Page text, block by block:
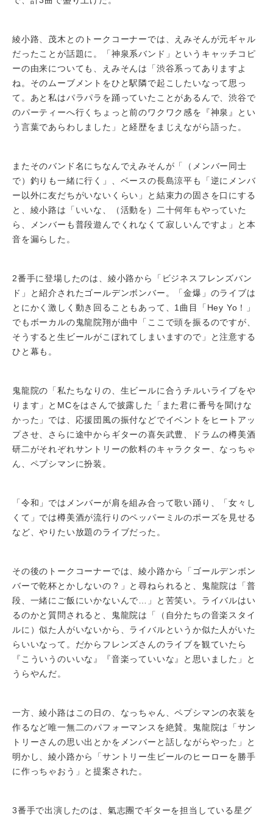
綾小路、茂木とのトークコーナーでは、えみそんが元ギャル
だったことが話題に。「神泉系バンド」というキャッチコピ
ーの由来についても、えみそんは「渋谷系ってありますよ
ね。そのムーブメントをひと駅隣で起こしたいなって思っ
て。あと私はパラパラを踊っていたことがあるんで、渋谷で
のパーティーへ行くちょっと前のワクワク感を『神泉』とい
う言葉であらわしました」と経歴をまじえながら語った。
またそのバンド名にちなんでえみそんが「（メンバー同士
で）釣りも一緒に行く」、ベースの長島涼平も「逆にメンバ
ー以外に友だちがいないくらい」と結束力の固さを口にする
と、綾小路は「いいな、（活動を）二十何年もやっていた
ら、メンバーも普段遊んでくれなくて寂しいんですよ」と本
音を漏らした。
2番手に登場したのは、綾小路から「ビジネスフレンズバン
ド」と紹介されたゴールデンボンバー。「金爆」のライブは
とにかく激しく動き回ることもあって、1曲目「Hey Yo！」
でもボーカルの鬼龍院翔が曲中「ここで頭を振るのですが、
そうすると生ビールがこぼれてしまいますので」と注意する
ひと幕も。
鬼龍院の「私たちなりの、生ビールに合うチルいライブをや
ります」とMCをはさんで披露した「また君に番号を聞けな
かった」では、応援団風の振付などでイベントをヒートアッ
プさせ、さらに途中からギターの喜矢武豊、ドラムの樽美酒
研二がそれぞれサントリーの飲料のキャラクター、なっちゃ
ん、ペプシマンに扮装。
「令和」ではメンバーが肩を組み合って歌い踊り、「女々し
くて」では樽美酒が流行りのペッパーミルのポーズを見せる
など、やりたい放題のライブだった。
その後のトークコーナーでは、綾小路から「ゴールデンボン
バーで乾杯とかしないの？」と尋ねられると、鬼龍院は「普
段、一緒にご飯にいかないんで…」と苦笑い。ライバルはい
るのかと質問されると、鬼龍院は「（自分たちの音楽スタイ
ルに）似た人がいないから、ライバルというか似た人がいた
らいいなって。だからフレンズさんのライブを観ていたら
『こういうのいいな』『音楽っていいな』と思いました」と
うらやんだ。
一方、綾小路はこの日の、なっちゃん、ペプシマンの衣装を
作るなど唯一無二のパフォーマンスを絶賛。鬼龍院は「サン
トリーさんの思い出とかをメンバーと話しながらやった」と
明かし、綾小路から「サントリー生ビールのヒーローを勝手
に作っちゃおう」と提案された。
3番手で出演したのは、氣志團でギターを担当している星グ